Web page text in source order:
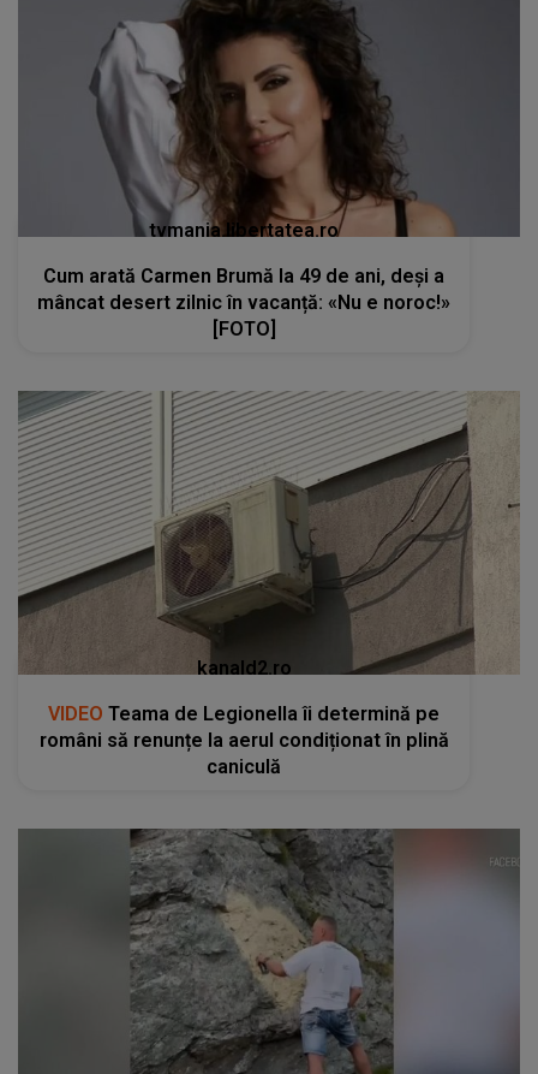
tvmania.libertatea.ro
Cum arată Carmen Brumă la 49 de ani, deși a
mâncat desert zilnic în vacanță: «Nu e noroc!»
[FOTO]
kanald2.ro
VIDEO Teama de Legionella îi determină pe
români să renunțe la aerul condiționat în plină
caniculă